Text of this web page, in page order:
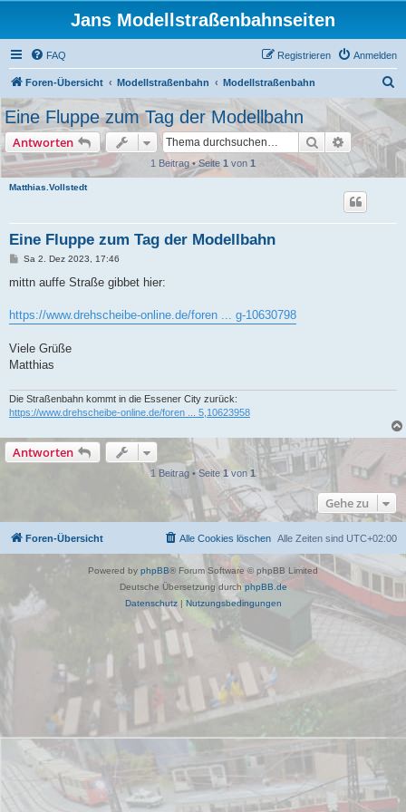
Jans Modellstraßenbahnseiten
FAQ Anmelden
Registrieren
Foren-Übersicht Modellstraßenbahn Modellstraßenbahn
c
h
Eine Fluppe zum Tag der Modellbahn
Antworten Suche
1 Beitrag • Seite 1 von 1
Matthias.Vollstedt
Eine Fluppe zum Tag der Modellbahn
B
i
a
g
Sa 2. Dez 2023, 17:46
mittn auffe Straße gibbet hier:
https://www.drehscheibe-online.de/foren ... g-10630798
Viele Grüße
Matthias
Die Straßenbahn kommt in die Essener City zurück:
https://www.drehscheibe-online.de/foren ... 5,10623958
Antworten
1 Beitrag • Seite 1von1
Gehe zu
Foren-Übersicht Alle Zeiten sind UTC+02:00
Alle Cookies löschen
Powered by phpBB® Forum Software © phpBB Limited
Deutsche Übersetzung durch phpBB.de
Datenschutz| Nutzungsbedingungen